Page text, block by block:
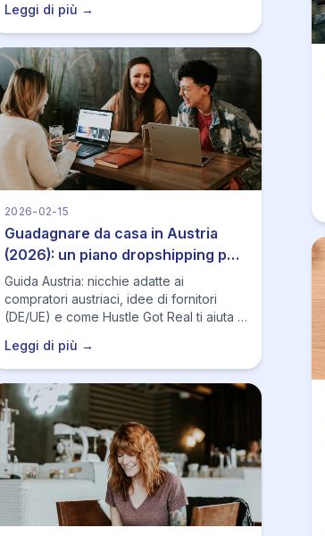
velocemente, monitorare stock/prezzi e
scalare senza caos.
Leggi di più →
2026-02-15
Guadagnare da casa in Austria
(2026): un piano dropshipping per
il mercato DACH
Guida Austria: nicchie adatte ai
compratori austriaci, idee di fornitori
(DE/UE) e come Hustle Got Real ti aiuta a
stock/prezzi e scalare con ordine.
Leggi di più →